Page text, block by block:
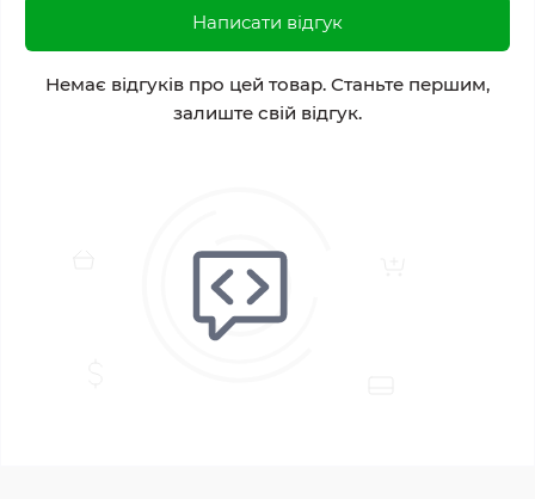
Написати відгук
Немає відгуків про цей товар. Станьте першим,
залиште свій відгук.